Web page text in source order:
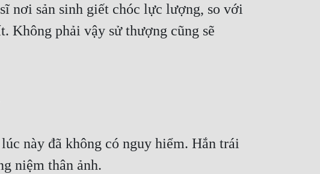
nơi sản sinh giết chóc lực lượng, so với
Không phải vậy sử thượng cũng sẽ
này đã không có nguy hiểm. Hắn trái
niệm thân ảnh.